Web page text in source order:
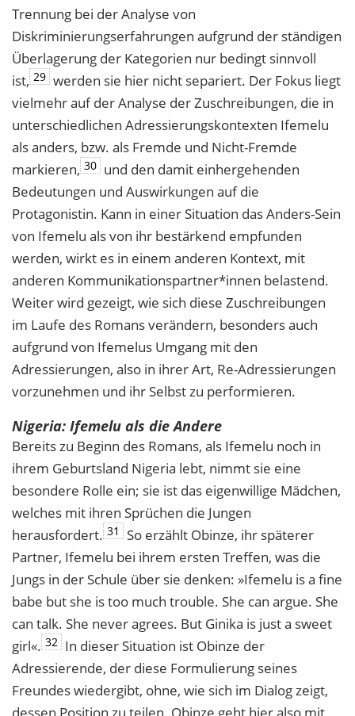
Trennung bei der Analyse von
Diskriminierungserfahrungen aufgrund der ständigen
Überlagerung der Kategorien nur bedingt sinnvoll
ist, 29 werden sie hier nicht separiert. Der Fokus liegt
vielmehr auf der Analyse der Zuschreibungen, die in
unterschiedlichen Adressierungskontexten Ifemelu
als anders, bzw. als Fremde und Nicht-Fremde
markieren, 30 und den damit einhergehenden
Bedeutungen und Auswirkungen auf die
Protagonistin. Kann in einer Situation das Anders-Sein
von Ifemelu als von ihr bestärkend empfunden
werden, wirkt es in einem anderen Kontext, mit
anderen Kommunikationspartner*innen belastend.
Weiter wird gezeigt, wie sich diese Zuschreibungen
im Laufe des Romans verändern, besonders auch
aufgrund von Ifemelus Umgang mit den
Adressierungen, also in ihrer Art, Re-Adressierungen
vorzunehmen und ihr Selbst zu performieren.
Nigeria: Ifemelu als die Andere
Bereits zu Beginn des Romans, als Ifemelu noch in
ihrem Geburtsland Nigeria lebt, nimmt sie eine
besondere Rolle ein; sie ist das eigenwillige Mädchen,
welches mit ihren Sprüchen die Jungen
herausfordert. 31
So erzählt Obinze, ihr späterer
Partner, Ifemelu bei ihrem ersten Treffen, was die
Jungs in der Schule über sie denken: »Ifemelu is a fine
babe but she is too much trouble. She can argue. She
can talk. She never agrees. But Ginika is just a sweet
girl«. 32 In dieser Situation ist Obinze der
Adressierende, der diese Formulierung seines
Freundes wiedergibt, ohne, wie sich im Dialog zeigt,